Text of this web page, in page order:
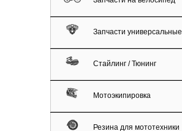
Запчасти универсальные
Стайлинг / Тюнинг
Мотоэкипировка
Резина для мототехники